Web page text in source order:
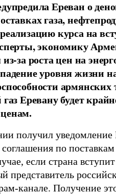
Ереван о
газа,
курса на
экономику
за роста цен на
уровня жизни
Еревану будет
получил уведомление
по
если страна
представитель
канале. Получение